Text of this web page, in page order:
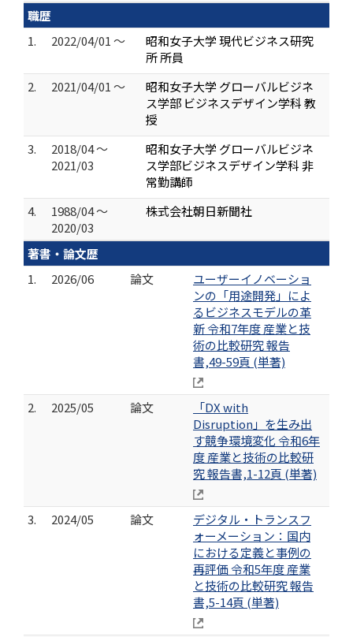
職歴
1.
2022/04/01 ～
昭和女子大学 現代ビジネス研究
所 所員
2.
2021/04/01 ～
昭和女子大学 グローバルビジネ
ス学部 ビジネスデザイン学科 教
授
3.
2018/04 ～
2021/03
昭和女子大学 グローバルビジネ
ス学部ビジネスデザイン学科 非
常勤講師
4.
1988/04 ～
2020/03
株式会社朝日新聞社
著書・論文歴
1.
2026/06 論文
ユーザーイノベーショ
ンの「用途開発」によ
るビジネスモデルの革
新 令和7年度 産業と技
術の比較研究 報告
書,49-59頁 (単著)
2. 2025/05 論文
「DX with
Disruption」を生み出
す競争環境変化 令和6年
度 産業と技術の比較研
究 報告書,1-12頁 (単著)
3. 2024/05 論文
デジタル・トランスフ
ォーメーション：国内
における定義と事例の
再評価 令和5年度 産業
と技術の比較研究 報告
書,5-14頁 (単著)